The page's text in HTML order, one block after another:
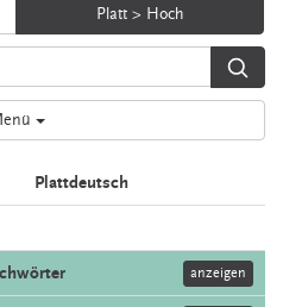
Platt > Hoch
Plattdeutsch
anzeigen